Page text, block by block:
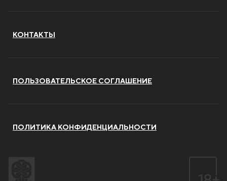
КОНТАКТЫ
ПОЛЬЗОВАТЕЛЬСКОЕ СОГЛАШЕНИЕ
ПОЛИТИКА КОНФИДЕНЦИАЛЬНОСТИ